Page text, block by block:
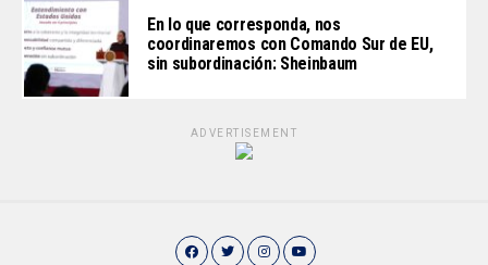
En lo que corresponda, nos
coordinaremos con Comando Sur de EU,
sin subordinación: Sheinbaum
ADVERTISEMENT